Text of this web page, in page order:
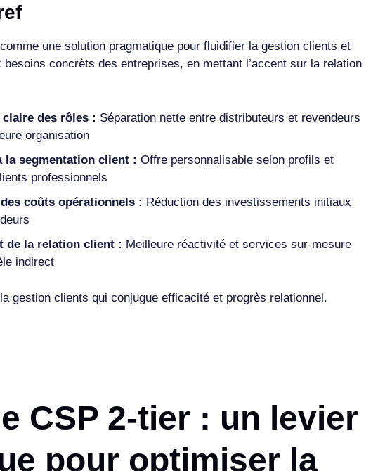
une solution pragmatique pour fluidifier la gestion clients et
besoins concrèts des entreprises, en mettant l’accent sur la relation
des rôles : Séparation nette entre distributeurs et revendeurs
organisation
la segmentation client : Offre personnalisable selon profils et
professionnels
coûts opérationnels : Réduction des investissements initiaux
de la relation client : Meilleure réactivité et services sur-mesure
indirect
gestion clients qui conjugue efficacité et progrès relationnel.
CSP 2-tier : un levier
pour optimiser la